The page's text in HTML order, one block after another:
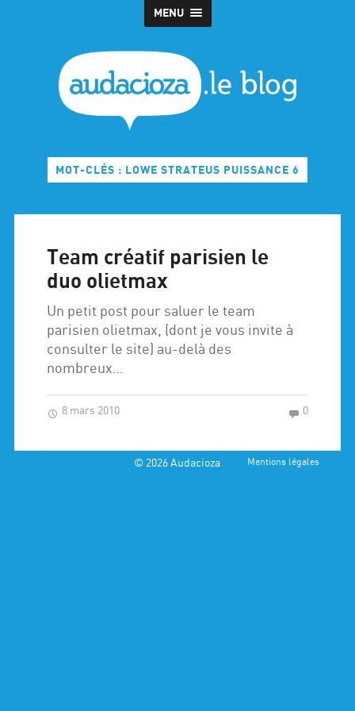
MENU
MOT-CLÉS : LOWE STRATEUS PUISSANCE 6
Team créatif parisien le
duo olietmax
Un petit post pour saluer le team
parisien olietmax, (dont je vous invite à
consulter le site) au-delà des
nombreux…
8 mars 2010 0
© 2026Audacioza Mentions légales